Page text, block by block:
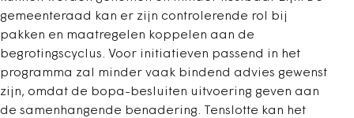
gemeenteraad kan er zijn controlerende rol bij
pakken en maatregelen koppelen aan de
begrotingscyclus. Voor initiatieven passend in het
programma zal minder vaak bindend advies gewenst
zijn, omdat de bopa-besluiten uitvoering geven aan
de samenhangende benadering. Tenslotte kan het